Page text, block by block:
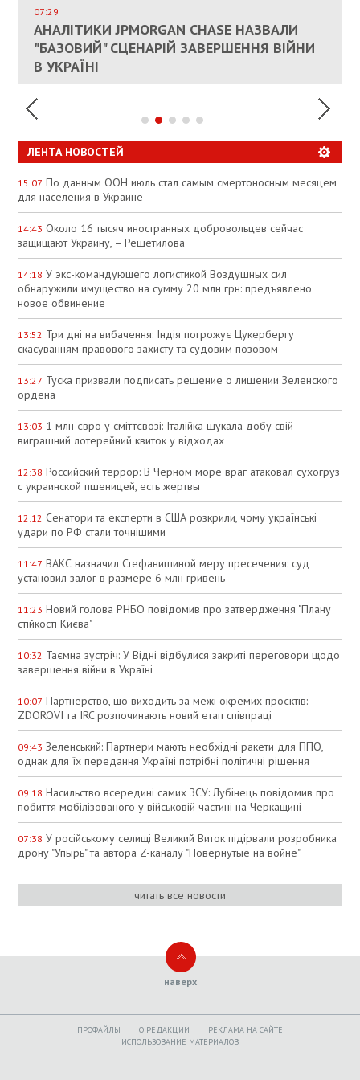
КАНДИДАТ В ПРЕМЬЕРЫ ПОЛЬШИ ПРИЗВАЛ
ЕС ПРЕКРАТИТЬ ВОЕННУЮ ПОМОЩЬ
УКРАИНЕ
07:29
АНАЛІТИКИ JPMORGAN CHASE НАЗВАЛИ
"БАЗОВИЙ" СЦЕНАРІЙ ЗАВЕРШЕННЯ ВІЙНИ
В УКРАЇНІ
СОСТОИТСЯ В БЛИЖАЙШЕЕ ВРЕМЯ, –
РЮТТЕ
ПАЛИВНИЙ РИНОК РОЗІГРІЛИ ШТУЧНО:
АНАЛІТИКИ ЗВИНУВАТИЛИ АЗС У
СПЕКУЛЯЦІЇ
ЛЕНТА НОВОСТЕЙ
15:07 По данным ООН июль стал самым смертоносным месяцем
для населения в Украине
14:43 Около 16 тысяч иностранных добровольцев сейчас
защищают Украину, – Решетилова
14:18 У экс-командующего логистикой Воздушных сил
обнаружили имущество на сумму 20 млн грн: предъявлено
новое обвинение
13:52 Три дні на вибачення: Індія погрожує Цукербергу
скасуванням правового захисту та судовим позовом
13:27 Туска призвали подписать решение о лишении Зеленского
ордена
13:03 1 млн євро у сміттєвозі: Італійка шукала добу свій
виграшний лотерейний квиток у відходах
12:38 Российский террор: В Черном море враг атаковал сухогруз
с украинской пшеницей, есть жертвы
12:12 Сенатори та експерти в США розкрили, чому українські
удари по РФ стали точнішими
11:47 ВАКС назначил Стефанишиной меру пресечения: суд
установил залог в размере 6 млн гривень
11:23 Новий голова РНБО повідомив про затвердження "Плану
стійкості Києва"
10:32 Таємна зустріч: У Відні відбулися закриті переговори щодо
завершення війни в Україні
10:07 Партнерство, що виходить за межі окремих проєктів:
ZDOROVI та IRC розпочинають новий етап співпраці
09:43 Зеленський: Партнери мають необхідні ракети для ППО,
однак для їх передання Україні потрібні політичні рішення
09:18 Насильство всередині самих ЗСУ: Лубінець повідомив про
побиття мобілізованого у військовій частині на Черкащині
07:38 У російському селищі Великий Виток підірвали розробника
дрону "Упырь" та автора Z-каналу "Повернутые на войне"
читать все новости
наверх
ПРОФАЙЛЫ O РЕДАКЦИИ
РЕКЛАМА НА САЙТЕ
ИСПОЛЬЗОВАНИЕ МАТЕРИАЛОВ